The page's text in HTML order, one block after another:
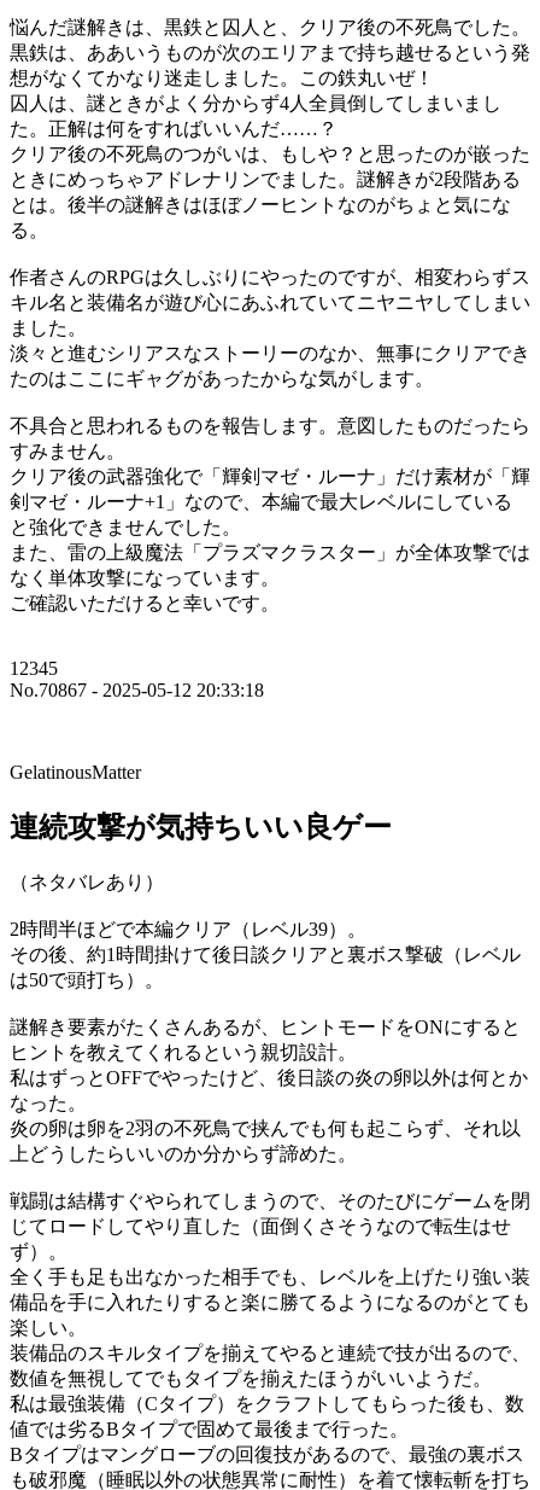
悩んだ謎解きは、黒鉄と囚人と、クリア後の不死鳥でした。
黒鉄は、ああいうものが次のエリアまで持ち越せるという発
想がなくてかなり迷走しました。この鉄丸いぜ！
囚人は、謎ときがよく分からず4人全員倒してしまいまし
た。正解は何をすればいいんだ……？
クリア後の不死鳥のつがいは、もしや？と思ったのが嵌った
ときにめっちゃアドレナリンでました。謎解きが2段階ある
とは。後半の謎解きはほぼノーヒントなのがちょと気にな
る。
作者さんのRPGは久しぶりにやったのですが、相変わらずス
キル名と装備名が遊び心にあふれていてニヤニヤしてしまい
ました。
淡々と進むシリアスなストーリーのなか、無事にクリアでき
たのはここにギャグがあったからな気がします。
不具合と思われるものを報告します。意図したものだったら
すみません。
クリア後の武器強化で「輝剣マゼ・ルーナ」だけ素材が「輝
剣マゼ・ルーナ+1」なので、本編で最大レベルにしている
と強化できませんでした。
また、雷の上級魔法「プラズマクラスター」が全体攻撃では
なく単体攻撃になっています。
ご確認いただけると幸いです。
12345
No.70867 - 2025-05-12 20:33:18
GelatinousMatter
連続攻撃が気持ちいい良ゲー
（ネタバレあり）
2時間半ほどで本編クリア（レベル39）。
その後、約1時間掛けて後日談クリアと裏ボス撃破（レベル
は50で頭打ち）。
謎解き要素がたくさんあるが、ヒントモードをONにすると
ヒントを教えてくれるという親切設計。
私はずっとOFFでやったけど、後日談の炎の卵以外は何とか
なった。
炎の卵は卵を2羽の不死鳥で挟んでも何も起こらず、それ以
上どうしたらいいのか分からず諦めた。
戦闘は結構すぐやられてしまうので、そのたびにゲームを閉
じてロードしてやり直した（面倒くさそうなので転生はせ
ず）。
全く手も足も出なかった相手でも、レベルを上げたり強い装
備品を手に入れたりすると楽に勝てるようになるのがとても
楽しい。
装備品のスキルタイプを揃えてやると連続で技が出るので、
数値を無視してでもタイプを揃えたほうがいいようだ。
私は最強装備（Cタイプ）をクラフトしてもらった後も、数
値では劣るBタイプで固めて最後まで行った。
Bタイプはマングローブの回復技があるので、最強の裏ボス
も破邪魔（睡眠以外の状態異常に耐性）を着て懐転斬を打ち